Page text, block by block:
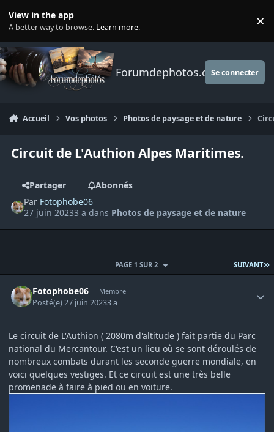
View in the app
A better way to browse. Learn more. ×
Forumdephotos.comSe connecter
Accueil Vos photos Photos de paysage et de nature
Circuit de L'Authion Alpes Maritimes.
Partager
Abonnés
Par Fotophobe06
27 juin 20233 a dans Photos de paysage et de nature
SUIVANT
PAGE 1 SUR 2
Fotophobe06 Membre
Posté(e)27 juin 20233 a
Le circuit de L'Authion ( 2080m d'altitude ) fait partie du Parc
national du Mercantour. C'est un lieu où se sont déroulés de
nombreux combats durant les seconde guerre mondiale, en
voici quelques vestiges. Et ce circuit est une très belle
promenade à faire à pied ou en voiture.